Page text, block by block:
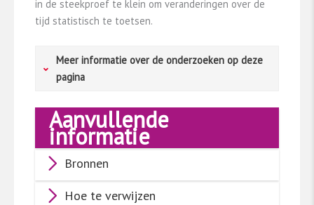
in de steekproef te klein om veranderingen over de
tijd statistisch te toetsen.
Meer informatie over de onderzoeken op deze
pagina
Mbo-studenten
De Mbo-Middelenmonitor​[1]​onderzoekt het
middelengebruik onder mbo-studenten. In
2023 werd dit onderzoek voor de vijfde keer
uitgevoerd door het Trimbos-instituut, in
Aanvullende
informatie
Bronnen
Hoe te verwijzen